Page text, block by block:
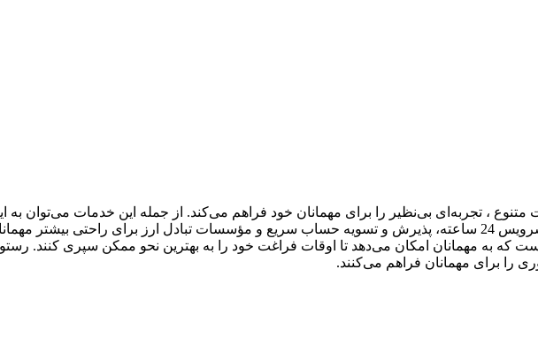
متنوع ، تجربه‌ای بی‌نظیر را برای مهمانان خود فراهم می‌کند. از جمله این خدمات می‌توان
اشاره کرد. همچنین، هتل دارای خدمات روم سرویس 24 ساعته، پذیرش و تسویه حساب سریع و مؤسسات تبادل
که به مهمانان امکان می‌دهد تا اوقات فراغت خود را به بهترین نحو ممکن سپری کنند.
را برای مهمانان فراهم می‌کنند.